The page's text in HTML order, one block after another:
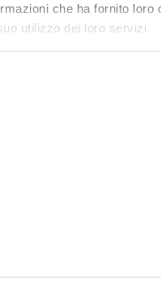
che ha fornito loro
utilizzo dei loro servizi.